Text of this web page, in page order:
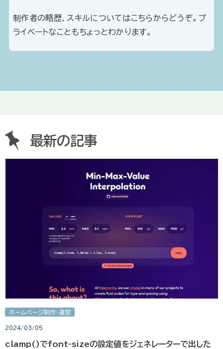
制作者の略歴、スキルについてはこちらからどうぞ。プ
ライベートなこともちょっとわかります。
最新の記事
ホームページ制作・運営
2024/03/05
clamp()でfont-sizeの設定値をジェネレーターで出した